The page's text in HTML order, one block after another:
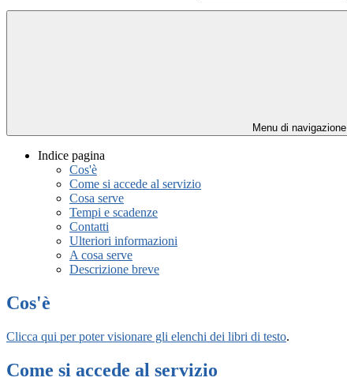
Menu di navigazione
Indice pagina
Cos'è
Come si accede al servizio
Cosa serve
Tempi e scadenze
Contatti
Ulteriori informazioni
A cosa serve
Descrizione breve
Cos'è
Clicca qui per poter visionare gli elenchi dei libri di testo.
Come si accede al servizio